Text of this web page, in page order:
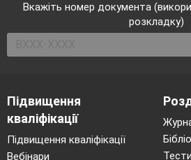
Вкажіть номер документа
розкладку)
Підвищення
кваліфікації
Підвищення кваліфікації
Вебінари
Тести